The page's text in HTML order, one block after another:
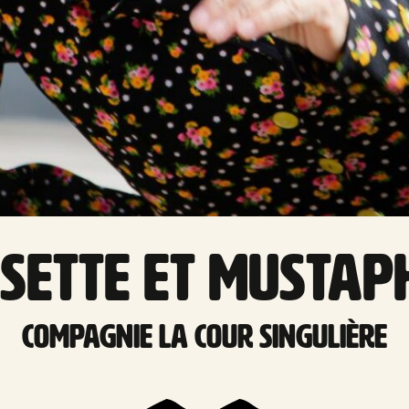
ET
Compagnie La Cour Singulière